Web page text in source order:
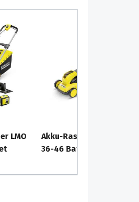
LMO
Akku-Rasenmäher LMO
36-46 Battery